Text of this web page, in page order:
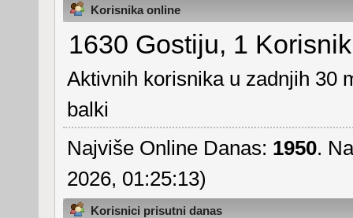
Korisnika online
1630 Gostiju, 1 Korisnik
Aktivnih korisnika u zadnjih 30
balki
Najviše Online Danas: 1950.
2026, 01:25:13)
Korisnici prisutni danas